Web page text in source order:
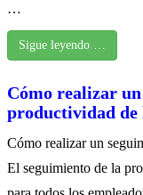
…
Sigue leyendo …
Cómo realizar
productividad de
Cómo realizar un
El seguimiento de la